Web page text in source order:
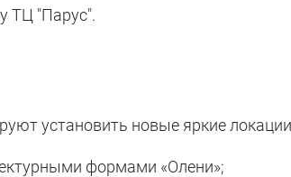
ТЦ "Парус".
установить новые яркие
формами «Олени»;